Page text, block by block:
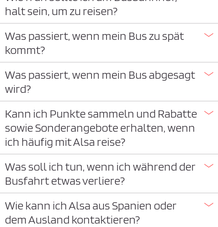
i
e
z
u
s
t
m
m
e
halt sein, um zu reisen?
Was passiert, wenn mein Bus zu spät
kommt?
Was passiert, wenn mein Bus abgesagt
wird?
Kann ich Punkte sammeln und Rabatte
sowie Sonderangebote erhalten, wenn
ich häufig mit Alsa reise?
Was soll ich tun, wenn ich während der
Busfahrt etwas verliere?
Wie kann ich Alsa aus Spanien oder
dem Ausland kontaktieren?